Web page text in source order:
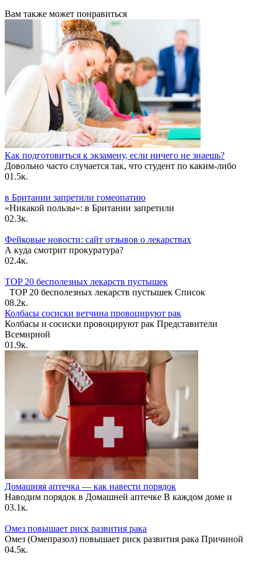
Вам также может понравиться
Как подготовиться к экзамену, если ничего не знаешь?
Довольно часто случается так, что студент по каким-либо
01.5к.
в Британии запретили гомеопатию
«Никакой пользы»: в Британии запретили
02.3к.
Фейковые новости: сайт отзывов о лекарствах
А куда смотрит прокуратура?
02.4к.
TOP 20 бесполезных лекарств пустышек
TOP 20 бесполезных лекарств пустышек Список
08.2к.
Колбасы сосиски ветчина провоцируют рак
Колбасы и сосиски провоцируют рак Представители
Всемирной
01.9к.
Домашняя аптечка — как навести порядок
Наводим порядок в Домашней аптечке В каждом доме и
03.1к.
Омез повышает риск развития рака
Омез (Омепразол) повышает риск развития рака Причиной
04.5к.